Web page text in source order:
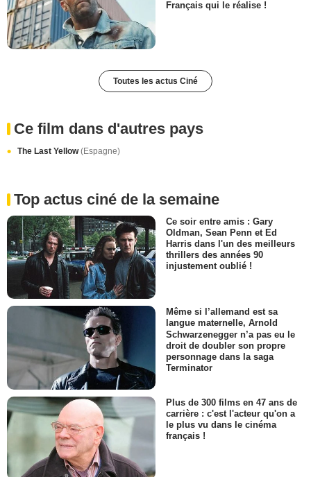
Français qui le réalise !
Toutes les actus Ciné
Ce film dans d'autres pays
The Last Yellow(Espagne)
Top actus ciné de la semaine
Ce soir entre amis : Gary
Oldman, Sean Penn et Ed
Harris dans l'un des meilleurs
thrillers des années 90
injustement oublié !
Même si l’allemand est sa
langue maternelle, Arnold
Schwarzenegger n’a pas eu le
droit de doubler son propre
personnage dans la saga
Terminator
Plus de 300 films en 47 ans de
carrière : c'est l'acteur qu'on a
le plus vu dans le cinéma
français !